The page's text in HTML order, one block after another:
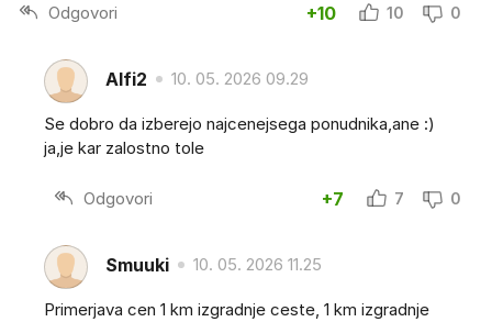
Odgovori +10 10 0
Alfi2 10. 05. 2026 09.29
Se dobro da izberejo najcenejsega ponudnika,ane :)
ja,je kar zalostno tole
Odgovori +7 7 0
Smuuki 10. 05. 2026 11.25
Primerjava cen 1 km izgradnje ceste, 1 km izgradnje